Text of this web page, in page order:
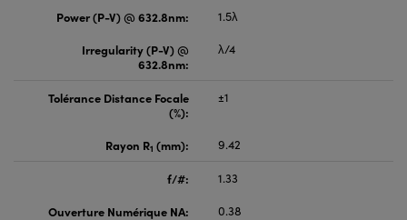
Power (P-V) @ 632.8nm:
1.5λ
Irregularity (P-V) @
632.8nm:
λ/4
Tolérance Distance Focale
(%):
±1
Rayon R1 (mm): 9.42
f/#:
1.33
Ouverture Numérique NA:
0.38